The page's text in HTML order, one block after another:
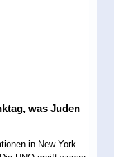
was Juden
in New York